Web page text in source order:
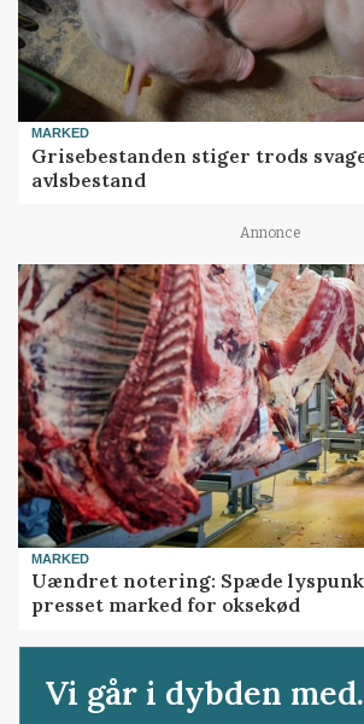
MARKED
Grisebestanden stiger trods
avlsbestand
Annonce
MARKED
Uændret notering: Spæde
presset marked for oksekød
Vi går i dybden